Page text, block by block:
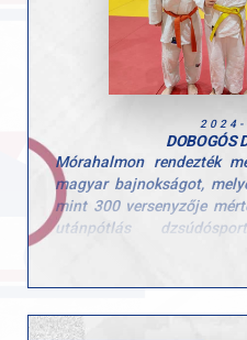
2024-
DOBOGÓS
Mórahalmon rendezték
magyar bajnokságot,
mint 300 versenyzője
utánpótlás
eseményén a GYAC
szerepeltek, és két
Eredmények